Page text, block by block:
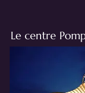
Le centre